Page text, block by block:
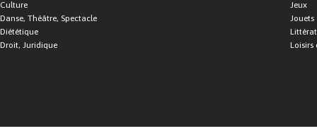
Culture
Danse, Théâtre, Spectacle
Diététique
Droit, Juridique
Jeux
Jouets
Loisirs